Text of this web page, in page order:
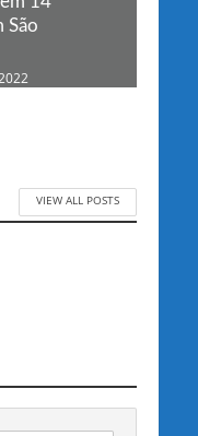
São
VIEW ALL POSTS